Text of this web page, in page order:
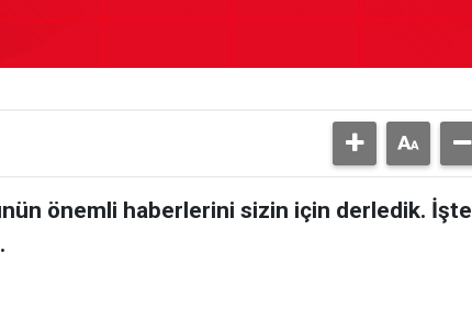
önemli haberlerini sizin için derledik. İşte